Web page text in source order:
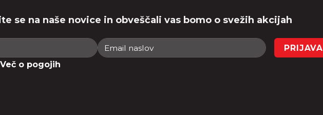
se na naše novice in obveščali vas bomo o svežih akcijah
PRIJAVA
Več o pogojih